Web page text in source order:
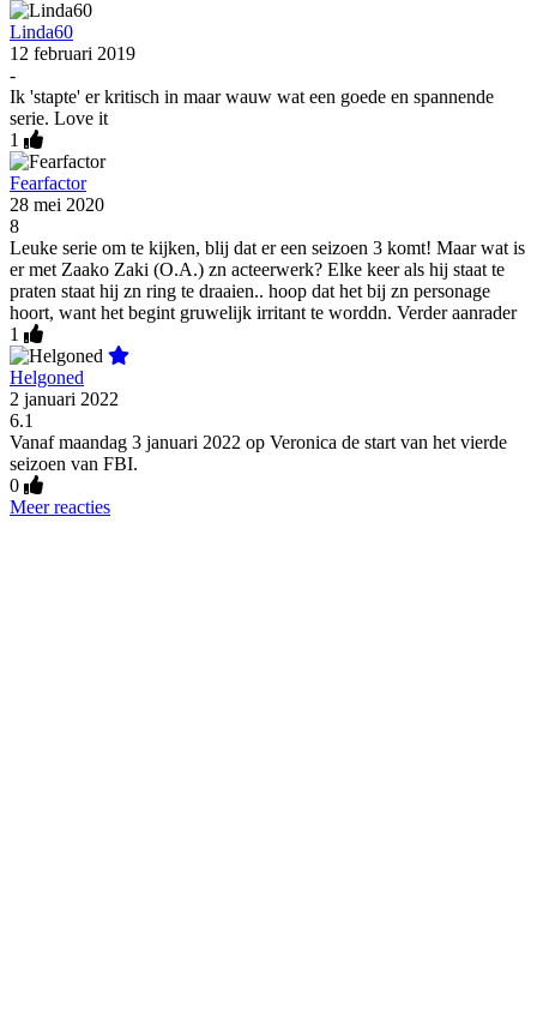
Linda60
12 februari 2019
-
Ik 'stapte' er kritisch in maar wauw wat een goede en spannende
serie. Love it
1
Fearfactor
28 mei 2020
8
Leuke serie om te kijken, blij dat er een seizoen 3 komt! Maar wat is
er met Zaako Zaki (O.A.) zn acteerwerk? Elke keer als hij staat te
praten staat hij zn ring te draaien.. hoop dat het bij zn personage
hoort, want het begint gruwelijk irritant te worddn. Verder aanrader
1
Helgoned
2 januari 2022
6.1
Vanaf maandag 3 januari 2022 op Veronica de start van het vierde
seizoen van FBI.
0
Meer reacties